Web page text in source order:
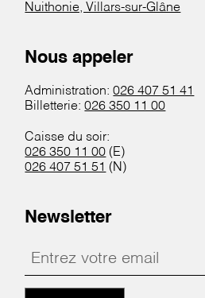
Nuithonie, Villars-sur-Glâne
Nous appeler
Administration:026 407 51 41
Billetterie:026 350 11 00
Caisse du soir:
026 350 11 00 (E)
026 407 51 51 (N)
Newsletter